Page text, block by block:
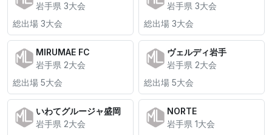
岩手県 3大会
総出場 3大会
岩手県 3大会
総出場 3大会
MIRUMAE FC
岩手県 2大会
総出場 5大会
ヴェルディ岩手
岩手県 2大会
総出場 5大会
いわてグルージャ盛岡
岩手県 2大会
NORTE
岩手県 1大会